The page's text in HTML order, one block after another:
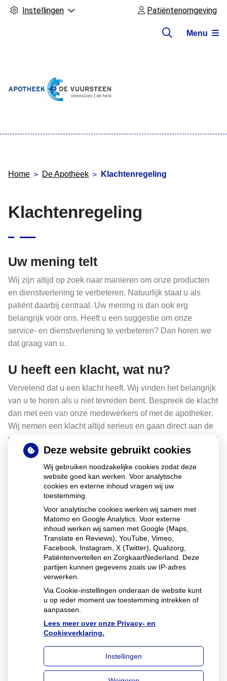
Instellingen Patiëntenomgeving
Menu
Home De Apotheek Klachtenregeling
Klachtenregeling
Uw mening telt
Wij zijn altijd op zoek naar manieren om onze producten
en dienstverlening te verbeteren. Natuurlijk staat u als
patiënt daarbij centraal. Uw mening is dan ook erg
belangrijk voor ons. Heeft u een suggestie om onze
service- en dienstverlening te verbeteren? Dan horen we
dat graag van u.
U heeft een klacht, wat nu?
Vervelend dat u een klacht heeft. Wij vinden het belangrijk
van u te horen als u niet tevreden bent. Bespreek de klacht
dan met een van onze medewerkers of met de apotheker.
Wij nemen een klacht altijd serieus en gaan direct aan de
slag om uw klacht samen met u op te lossen. Komen we er
samen niet uit, dan kunt uhier
lezen wat u vervolgens
kunt doen.
Vragen of klachten over de
rekening?
Uw zorgverzekeraar is het aanspreekpunt wanneer u
vragen of klachten heeft over de zorgnota die u van uw
zorgverzekeraar hebt ontvangen. Dat geldt ook voor
vragen of klachten over de kosten voor de farmaceutische
zorg. U vindt de contactgegevens van uw zorgverzekeraar
Deze website gebruikt cookies
Wij gebruiken noodzakelijke cookies zodat deze
website goed kan werken. Voor analytische
cookies en externe inhoud vragen wij uw
toestemming.
Voor analytische cookies werken wij samen met
Matomo en Google Analytics. Voor externe
inhoud werken wij samen met Google (Maps,
Translate en Reviews), YouTube, Vimeo,
Facebook, Instagram, X (Twitter), Qualizorg,
Patiëntenvertellen en ZorgkaartNederland. Deze
partijen kunnen gegevens zoals uw IP-adres
verwerken.
Via Cookie-instellingen onderaan de website kunt
u op ieder moment uw toestemming intrekken of
aanpassen.
Lees meer over onze Privacy- en
Cookieverklaring.
Instellingen